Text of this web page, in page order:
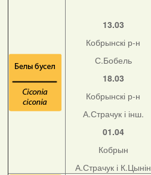
13.03
Кобрынскі р-н
С.Бобель
18.03
Кобрынскі р-н
А.Страчук і інш.
01.04
Кобрын
А.Страчук і К.Цынін